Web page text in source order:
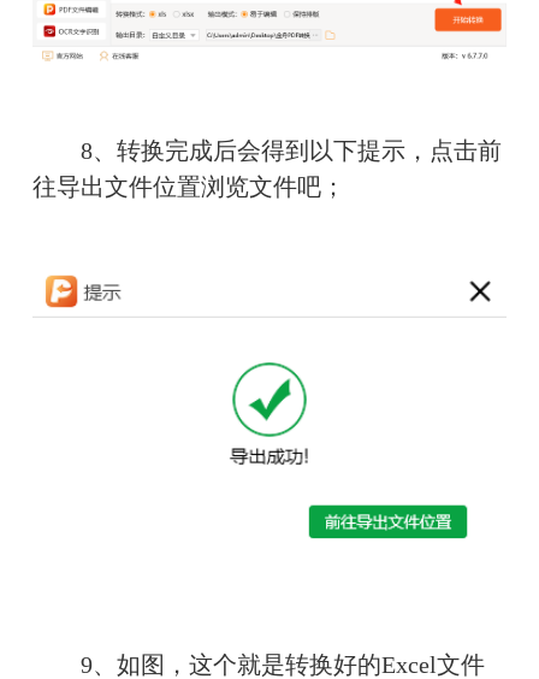
8、转换完成后会得到以下提示，点击前
往导出文件位置浏览文件吧；
9、如图，这个就是转换好的Excel文件